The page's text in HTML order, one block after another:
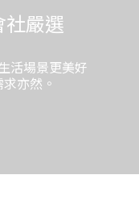
社嚴選
活場景更美好
亦然。